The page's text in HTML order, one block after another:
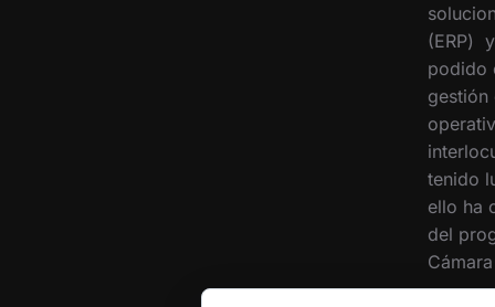
(ERP)
podido
gestión
tenido
ello ha
del